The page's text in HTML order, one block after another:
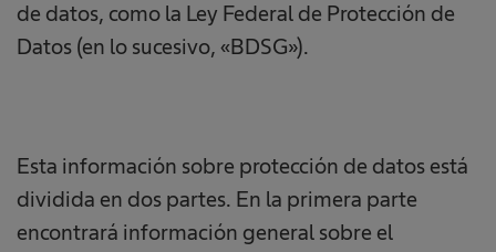
de datos, como la Ley Federal de Protección de
Datos (en lo sucesivo, «BDSG»).
Esta información sobre protección de datos está
dividida en dos partes. En la primera parte
encontrará información general sobre el